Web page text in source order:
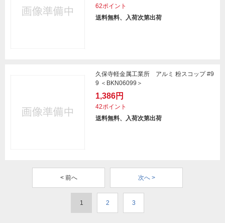
62ポイント
送料無料、入荷次第出荷
久保寺軽金属工業所 アルミ 粉スコップ #9
9 ＜BKN06099＞
1,386円
42ポイント
送料無料、入荷次第出荷
< 前へ 次へ >
1 2 3